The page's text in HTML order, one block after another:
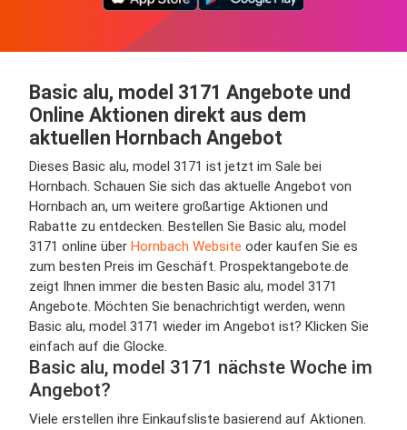
Basic alu, model 3171 Angebote und
Online Aktionen direkt aus dem
aktuellen Hornbach Angebot
Dieses Basic alu, model 3171 ist jetzt im Sale bei
Hornbach. Schauen Sie sich das aktuelle Angebot von
Hornbach an, um weitere großartige Aktionen und
Rabatte zu entdecken. Bestellen Sie Basic alu, model
3171 online über Hornbach Website oder kaufen Sie es
zum besten Preis im Geschäft. Prospektangebote.de
zeigt Ihnen immer die besten Basic alu, model 3171
Angebote. Möchten Sie benachrichtigt werden, wenn
Basic alu, model 3171 wieder im Angebot ist? Klicken Sie
einfach auf die Glocke.
Basic alu, model 3171 nächste Woche im
Angebot?
Viele erstellen ihre Einkaufsliste basierend auf Aktionen.